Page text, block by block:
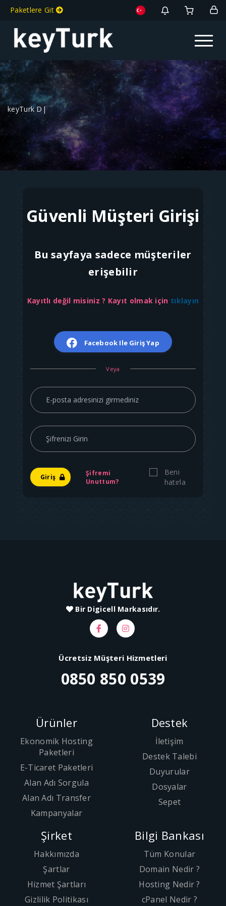
Paketlere Git
Toggle
keyTurk Dij|
Güvenli Müşteri Girişi
Bu sayfaya sadece müşteriler
erişebilir
Kayıtlı değil misiniz ? Kayıt olmak için tıklayın
Facebook Ile Giriş Yap
Veya
Giriş
Şifremi
Unuttum?
Beni
hatırla
Bir Digicell Markasıdır.
Ücretsiz Müşteri Hizmetleri
0850 850 0539
Ürünler
Ekonomik Hosting
Paketleri
E-Ticaret Paketleri
Alan Adı Sorgula
Alan Adı Transfer
Kampanyalar
Destek
İletişim
Destek Talebi
Duyurular
Dosyalar
Sepet
Şirket
Hakkımızda
Şartlar
Hizmet Şartları
Gizlilik Politikası
Bilgi Bankası
Tüm Konular
Domain Nedir ?
Hosting Nedir ?
cPanel Nedir ?